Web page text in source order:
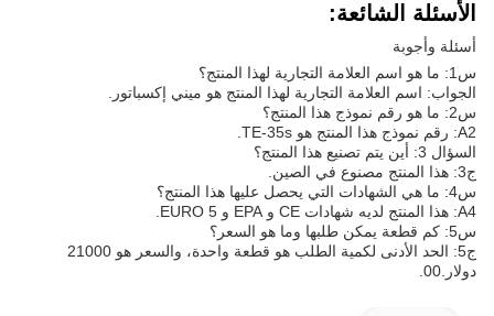
الأسئلة الشائعة:
أسئلة وأجوبة
س1: ما هو اسم العلامة التجارية لهذا المنتج؟
الجواب: اسم العلامة التجارية لهذا المنتج هو ميني إكسباتور.
س2: ما هو رقم نموذج هذا المنتج؟
A2: رقم نموذج هذا المنتج هو TE-35s.
السؤال 3: أين يتم تصنيع هذا المنتج؟
ج3: هذا المنتج مصنوع في الصين.
س4: ما هي الشهادات التي يحصل عليها هذا المنتج؟
A4: هذا المنتج لديه شهادات CE و EPA و EURO 5.
س5: كم قطعة يمكن طلبها وما هو السعر؟
ج5: الحد الأدنى لكمية الطلب هو قطعة واحدة، والسعر هو 21000
دولار.00.